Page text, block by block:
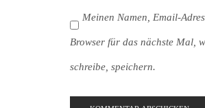
Meinen Namen, Email-
Browser für das nächste Mal,
schreibe, speichern.